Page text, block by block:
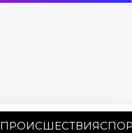
ПРОИСШЕСТВИЯ